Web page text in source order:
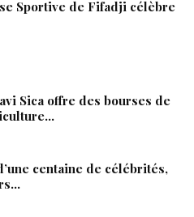
Sportive de Fifadji célèbre
Sica offre des bourses de
centaine de célébrités,